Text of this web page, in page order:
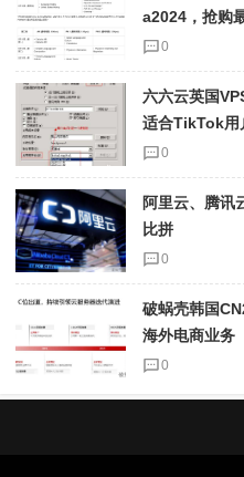
a2024，抢购
0
六六云英国
适合TikTok用
0
阿里云、腾讯
比拼
0
破蜗壳韩国
海外电商业务
0